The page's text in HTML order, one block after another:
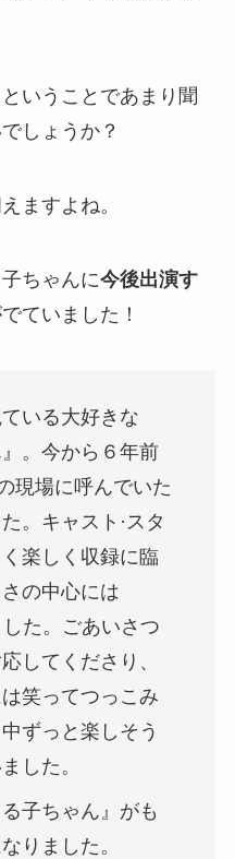
いうことであまり聞
しょうか？
ますよね。
ちゃんに今後出演す
ていました！
いる大好きな
。今から６年前
現場に呼んでいた
。キャスト·スタ
楽しく収録に臨
の中心には
た。ごあいさつ
してくださり、
笑ってつっこみ
ずっと楽しそう
した。
子ちゃん』がも
りました。